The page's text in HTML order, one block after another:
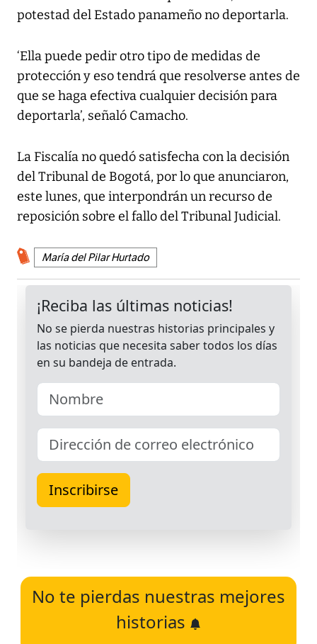
potestad del Estado panameño no deportarla.
‘Ella puede pedir otro tipo de medidas de
protección y eso tendrá que resolverse antes de
que se haga efectiva cualquier decisión para
deportarla’, señaló Camacho.
La Fiscalía no quedó satisfecha con la decisión
del Tribunal de Bogotá, por lo que anunciaron,
este lunes, que interpondrán un recurso de
reposición sobre el fallo del Tribunal Judicial.
María del Pilar Hurtado
No te pierdas nuestras mejores
historias